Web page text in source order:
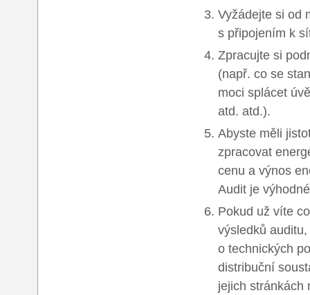
Vyžádejte si od
s připojením k
Zpracujte si
(např. co se
moci splácet
atd. atd.).
Abyste měli
zpracovat
cenu a výnos
Audit je
Pokud už víte
výsledků
o technických
distribuční
jejich stránkách